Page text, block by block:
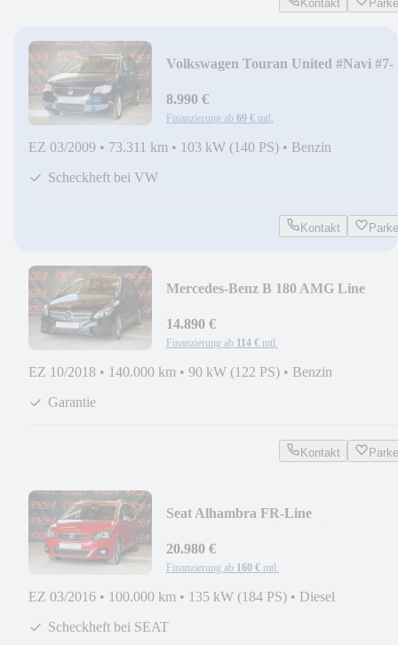
Kontakt
Volkswagen Touran United #Navi #7-
8.990 €
Finanzierung ab 69 € mtl.
EZ 03/2009 • 73.311 km • 103 kW (140 PS) • Benzin
Scheckheft bei VW
Kontakt
Mercedes-Benz B 180 AMG Line
14.890 €
Finanzierung ab 114 € mtl.
EZ 10/2018 • 140.000 km • 90 kW (122 PS) • Benzin
Garantie
Kontakt
Seat Alhambra FR-Line
20.980 €
Finanzierung ab 160 € mtl.
EZ 03/2016 • 100.000 km • 135 kW (184 PS) • Diesel
Scheckheft bei SEAT